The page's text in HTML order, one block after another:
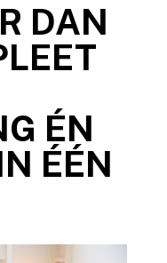
DAN
ÉN
ÉÉN